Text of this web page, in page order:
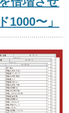
1000〜」